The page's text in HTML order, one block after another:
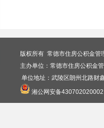
版权所有 常德市住房公积金
主办单位：常德市住房公积金
单位地址：武陵区朗州北路
湘公网安备